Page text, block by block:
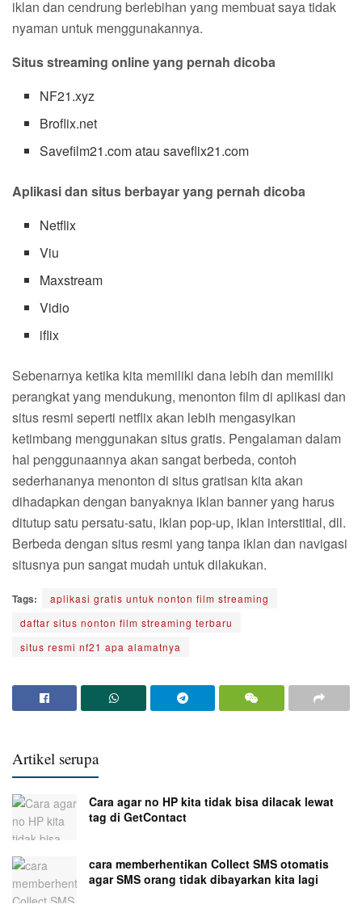
iklan dan cendrung berlebihan yang membuat saya tidak
nyaman untuk menggunakannya.
Situs streaming online yang pernah dicoba
NF21.xyz
Broflix.net
Savefilm21.com atau saveflix21.com
Aplikasi dan situs berbayar yang pernah dicoba
Netflix
Viu
Maxstream
Vidio
iflix
Sebenarnya ketika kita memiliki dana lebih dan memiliki
perangkat yang mendukung, menonton film di aplikasi dan
situs resmi seperti netflix akan lebih mengasyikan
ketimbang menggunakan situs gratis. Pengalaman dalam
hal penggunaannya akan sangat berbeda, contoh
sederhananya menonton di situs gratisan kita akan
dihadapkan dengan banyaknya iklan banner yang harus
ditutup satu persatu-satu, iklan pop-up, iklan interstitial, dll.
Berbeda dengan situs resmi yang tanpa iklan dan navigasi
situsnya pun sangat mudah untuk dilakukan.
Tags:
aplikasi gratis untuk nonton film streaming
daftar situs nonton film streaming terbaru
situs resmi nf21 apa alamatnya
Artikel serupa
Cara agar no HP kita tidak bisa dilacak lewat
tag di GetContact
cara memberhentikan Collect SMS otomatis
agar SMS orang tidak dibayarkan kita lagi